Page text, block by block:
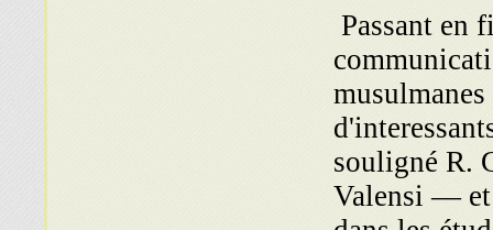
Passant en
souligné R.
Valensi — et